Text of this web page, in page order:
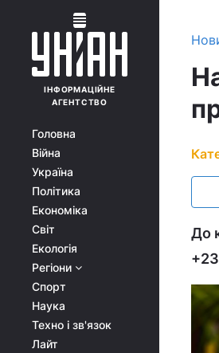
ІНФОРМАЦІЙНЕ
АГЕНТСТВО
Головна
Війна
Україна
Політика
Економіка
Світ
Екологія
Регіони
Спорт
Наука
Техно і зв'язок
Лайт
До